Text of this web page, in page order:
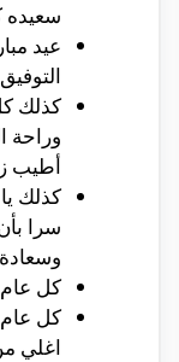
سعيده
عيد
كذلك
وراحة
أطيب
كذلك
سرا
كل عام
كل عام
اغلي